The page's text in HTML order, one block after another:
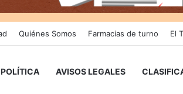
Quiénes Somos Farmacias de turno El
POLÍTICA AVISOS LEGALES